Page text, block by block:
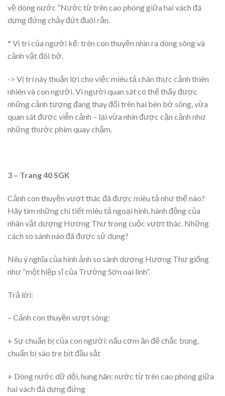
về dòng nước “Nước từ trên cao phóng giữa hai vách đá
dựng đứng chảy đứt đuôi rắn.
* Vị trí của người kể: trên con thuyền nhìn ra dòng sông và
cảnh vật đôi bờ.
-> Vị trí này thuận lợi cho việc miêu tả chân thực cảnh thiên
nhiên và con người. Vì người quan sát có thể thấy được
những cảnh tượng đang thay đổi trên hai bên bờ sông, vừa
quan sát được viễn cảnh – lại vừa nhìn được cận cảnh như
những thước phim quay chậm.
3 – Trang 40 SGK
Cảnh con thuyền vượt thác đã được miêu tả như thế nào?
Hãy tìm những chi tiết miêu tả ngoại hình, hành động của
nhân vật dượng Hương Thư trong cuộc vượt thác. Những
cách so sánh nào đã được sử dụng?
Nêu ý nghĩa của hình ảnh so sánh dượng Hương Thư giống
như “một hiệp sĩ của Trường Sơn oai linh”.
Trả lời:
– Cảnh con thuyền vượt sông:
+ Sự chuẩn bị của con người: nấu cơm ăn để chắc bụng,
chuẩn bị sào tre bịt đầu sắt
+ Dòng nước dữ dội, hung hãn: nước từ trên cao phóng giữa
hai vách đá dựng đứng